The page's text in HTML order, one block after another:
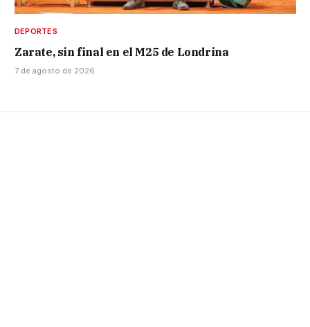
DEPORTES
Zarate, sin final en el M25 de Londrina
7 de agosto de 2026